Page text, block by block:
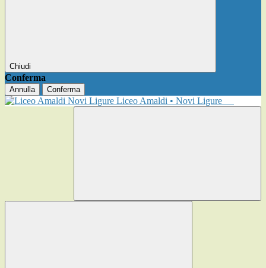
Chiudi
Conferma
Annulla Conferma
Liceo Amaldi • Novi Ligure